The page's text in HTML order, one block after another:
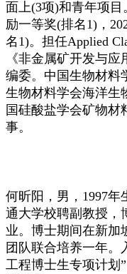
面上(3项)和青年项
励一等奖(排名1)，
名1)。担任Applied
《非金属矿开发与
编委。中国生物材料
生物材料学会海洋生
国硅酸盐学会矿物材
事。
何昕阳，男，1997
通大学校聘副教授，
业。博士期间在新加
团队联合培养一年。
工程博士生专项计划